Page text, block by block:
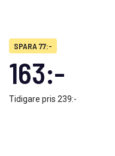
SPARA 77:-
163:-
Tidigare pris 239:-